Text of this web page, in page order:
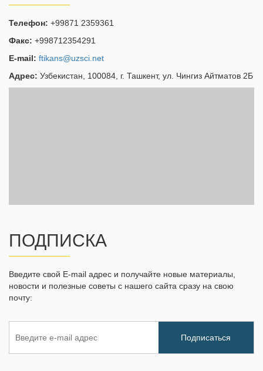
Телефон: +99871 2359361
Факс: +998712354291
E-mail: ftikans@uzsci.net
Адрес: Узбекистан, 100084, г. Ташкент, ул. Чингиз Айтматов 2Б
ПОДПИСКА
Введите свой E-mail адрес и получайте новые материалы,
новости и полезные советы с нашего сайта сразу на свою
почту: